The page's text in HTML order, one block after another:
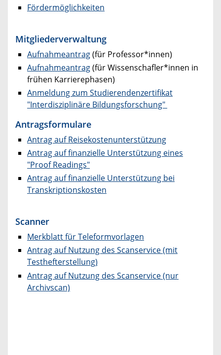
Fördermöglichkeiten
Mitgliederverwaltung
Aufnahmeantrag(für Professor*innen)
Aufnahmeantrag(für Wissenschafler*innen in
frühen Karrierephasen)
Anmeldung zum Studierendenzertifikat
"Interdisziplinäre Bildungsforschung"
Antragsformulare
Antrag auf Reisekostenunterstützung
Antrag auf finanzielle Unterstützung eines
"Proof Readings"
Antrag auf finanzielle Unterstützung bei
Transkriptionskosten
Scanner
Merkblatt für Teleformvorlagen
Antrag auf Nutzung des Scanservice (mit
Testhefterstellung)
Antrag auf Nutzung des Scanservice (nur
Archivscan)